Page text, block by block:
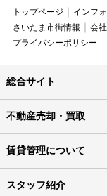
トップページ インフ
さいたま市街情報
会
プライバシーポリシー
総合サイト
不動産売却・買取
賃貸管理について
スタッフ紹介